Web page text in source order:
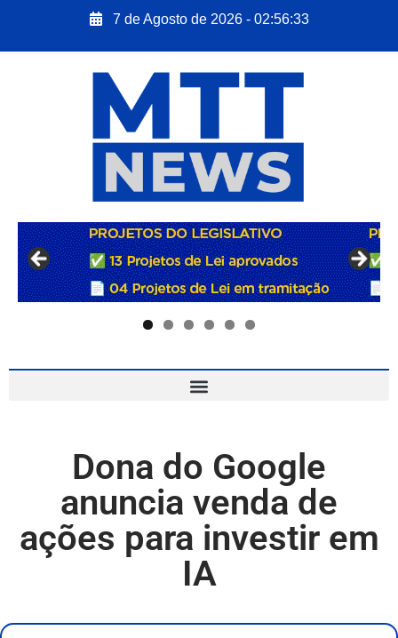
7 de Agosto de 2026 - 02:56:34
Dona do Google
anuncia venda de
ações para investir em
IA